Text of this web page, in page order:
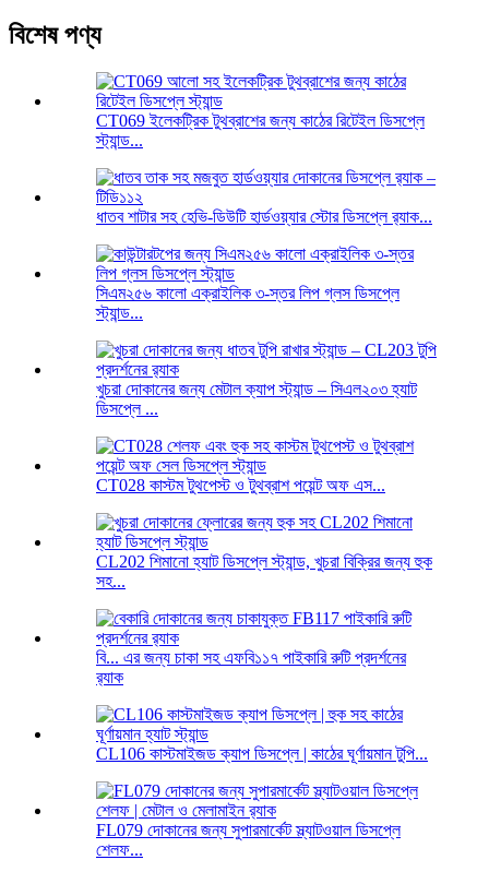
বিশেষ পণ্য
CT069 ইলেকট্রিক টুথব্রাশের জন্য কাঠের রিটেইল ডিসপ্লে
স্ট্যান্ড...
ধাতব শাটার সহ হেভি-ডিউটি ​​হার্ডওয়্যার স্টোর ডিসপ্লে র‍্যাক...
সিএম২৫৬ কালো এক্রাইলিক ৩-স্তর লিপ গ্লস ডিসপ্লে
স্ট্যান্ড...
খুচরা দোকানের জন্য মেটাল ক্যাপ স্ট্যান্ড – সিএল২০৩ হ্যাট
ডিসপ্লে ...
CT028 কাস্টম টুথপেস্ট ও টুথব্রাশ পয়েন্ট অফ এস...
CL202 শিমানো হ্যাট ডিসপ্লে স্ট্যান্ড, খুচরা বিক্রির জন্য হুক
সহ...
বি... এর জন্য চাকা সহ এফবি১১৭ পাইকারি রুটি প্রদর্শনের
র‍্যাক
CL106 কাস্টমাইজড ক্যাপ ডিসপ্লে | কাঠের ঘূর্ণায়মান টুপি...
FL079 দোকানের জন্য সুপারমার্কেট স্ল্যাটওয়াল ডিসপ্লে
শেলফ...